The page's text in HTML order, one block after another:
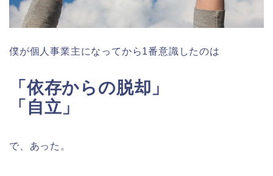
僕が個人事業主になってから1番意識したのは
「依存からの脱却」
「自立」
で、あった。